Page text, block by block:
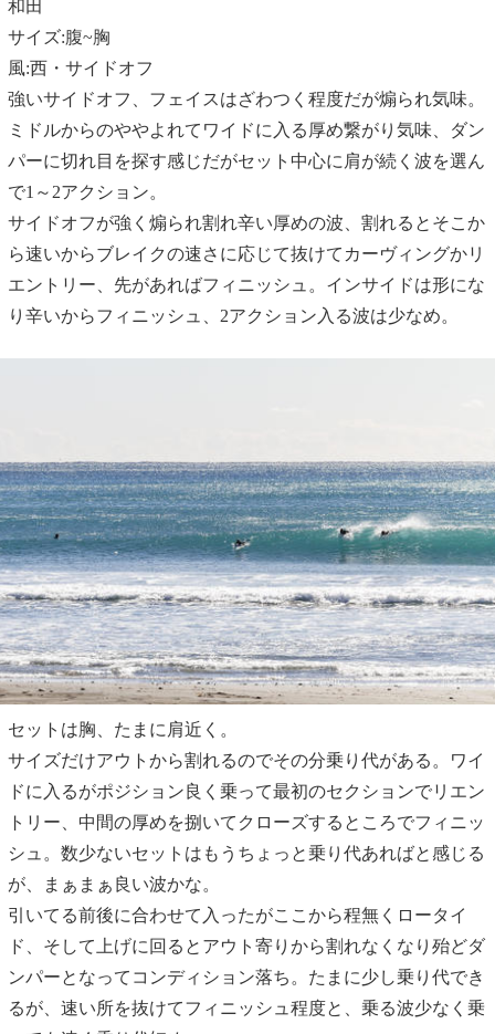
和田
サイズ:腹~胸
風:西・サイドオフ
強いサイドオフ、フェイスはざわつく程度だが煽られ気味。
ミドルからのややよれてワイドに入る厚め繋がり気味、ダン
パーに切れ目を探す感じだがセット中心に肩が続く波を選ん
で1～2アクション。
サイドオフが強く煽られ割れ辛い厚めの波、割れるとそこか
ら速いからブレイクの速さに応じて抜けてカーヴィングかリ
エントリー、先があればフィニッシュ。インサイドは形にな
り辛いからフィニッシュ、2アクション入る波は少なめ。
セットは胸、たまに肩近く。
サイズだけアウトから割れるのでその分乗り代がある。ワイ
ドに入るがポジション良く乗って最初のセクションでリエン
トリー、中間の厚めを捌いてクローズするところでフィニッ
シュ。数少ないセットはもうちょっと乗り代あればと感じる
が、まぁまぁ良い波かな。
引いてる前後に合わせて入ったがここから程無くロータイ
ド、そして上げに回るとアウト寄りから割れなくなり殆どダ
ンパーとなってコンディション落ち。たまに少し乗り代でき
るが、速い所を抜けてフィニッシュ程度と、乗る波少なく乗